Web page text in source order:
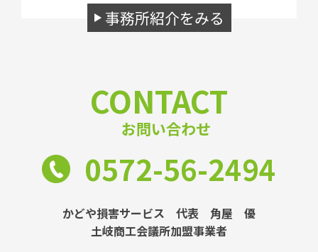
事務所紹介をみる
CONTACT
お問い合わせ
0572-56-2494
かどや損害サービス 代表 角屋 優
土岐商工会議所加盟事業者